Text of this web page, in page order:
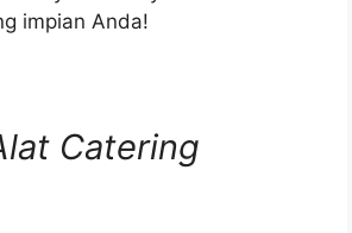
impian Anda!
Catering